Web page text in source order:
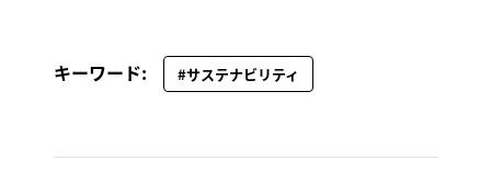
キーワード: #サステナビリティ